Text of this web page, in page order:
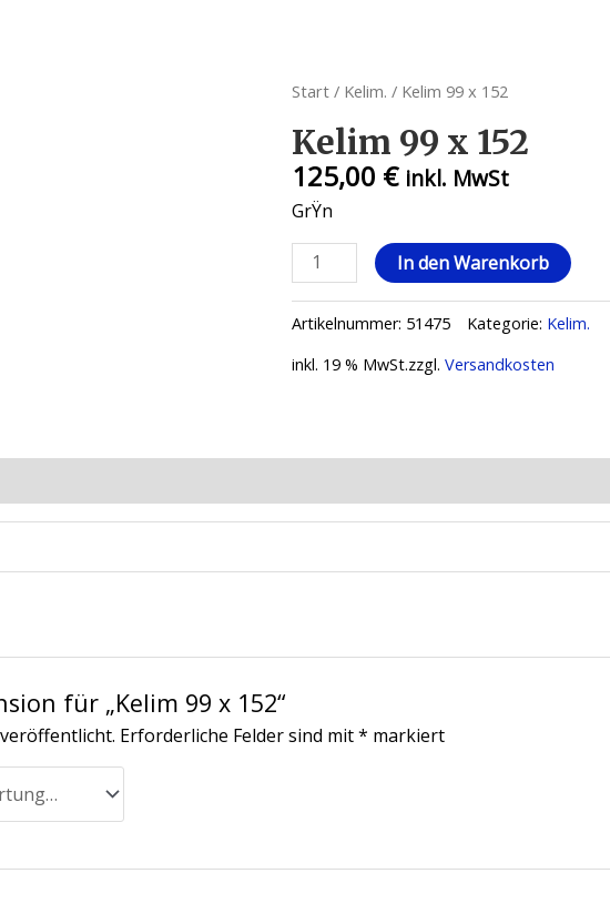
Start / Kelim. / Kelim 99 x 152
Kelim 99 x 152
125,00 € inkl. MwSt
GrŸn
Kelim
99
x
152
Menge
In den Warenkorb
Artikelnummer: 51475 Kategorie: Kelim.
inkl. 19 % MwSt.zzgl.Versandkosten
für „Kelim 99 x 152“
Erforderliche Felder sind mit* markiert